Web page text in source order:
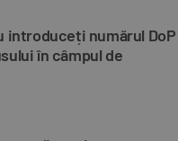
introduceți numărul DoP
în câmpul de